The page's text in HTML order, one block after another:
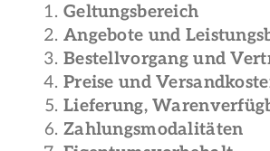
Geltungsbereich
Angebote und
Bestellvorgang und
Preise und
Lieferung,
Zahlungsmodalitäten